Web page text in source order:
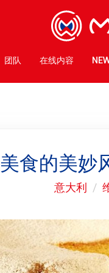
团队 在线内容
美食的美妙
意大利